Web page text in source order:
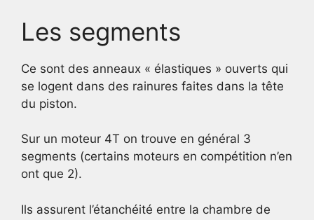
Les segments
Ce sont des anneaux « élastiques » ouverts qui
se logent dans des rainures faites dans la tête
du piston.
Sur un moteur 4T on trouve en général 3
segments (certains moteurs en compétition n’en
ont que 2).
Ils assurent l’étanchéité entre la chambre de